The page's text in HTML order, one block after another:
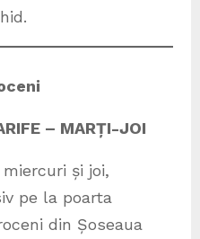
– MARȚI-JOI
și joi,
pe la poarta
din Șoseaua